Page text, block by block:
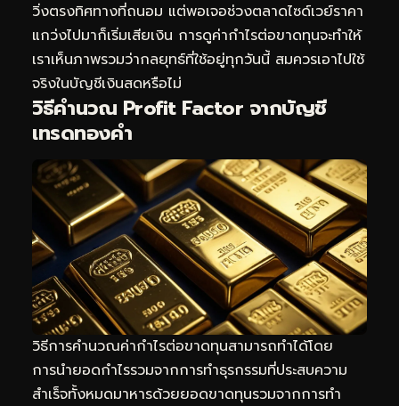
วิ่งตรงทิศทางที่ถนอม แต่พอเจอช่วงตลาดไซด์เวย์ราคา
แกว่งไปมาก็เริ่มเสียเงิน การดูค่ากำไรต่อขาดทุนจะทำให้
เราเห็นภาพรวมว่ากลยุทธ์ที่ใช้อยู่ทุกวันนี้ สมควรเอาไปใช้
จริงในบัญชีเงินสดหรือไม่
วิธีคำนวณ Profit Factor จากบัญชี
เทรดทองคำ
วิธีการคำนวณค่ากำไรต่อขาดทุนสามารถทำได้โดย
การนำยอดกำไรรวมจากการทำธุรกรรมที่ประสบความ
สำเร็จทั้งหมดมาหารด้วยยอดขาดทุนรวมจากการทำ